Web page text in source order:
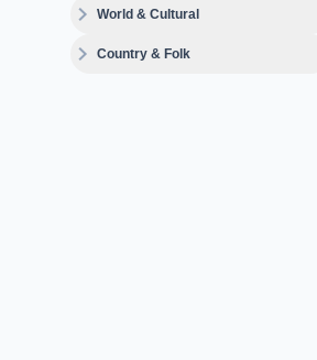
expand_moreWorld & Cultural
expand_moreCountry & Folk